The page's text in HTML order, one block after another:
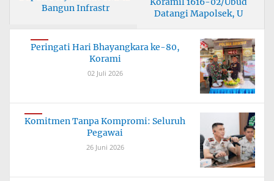
Bangun Infrastr
Datangi Mapolsek, U
Peringati Hari Bhayangkara ke-80,
Korami
02 Juli 2026
Komitmen Tanpa Kompromi: Seluruh
Pegawai
26 Juni 2026